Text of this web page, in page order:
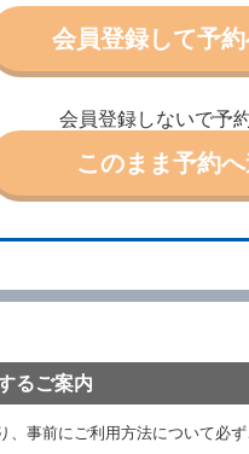
（予約の取消し等）
受人は、別に定める方法により予
受人が、借受人の都合により予約
続きに着手しなかったときは、
２項の場合、借受人は、別に定め
ときは、受領済の予約申込金を
社の都合により、予約が取り消さ
。
、予約は取り消されたものとし
は、借受人から予約のあった車
ものとします。なお、代替レン
金によるものとし、予約された
人は、第１項の代替レンタカー
会員登録して予
会員登録しないで予
このまま予約
るご案内
、事前にご利用方法について必ず